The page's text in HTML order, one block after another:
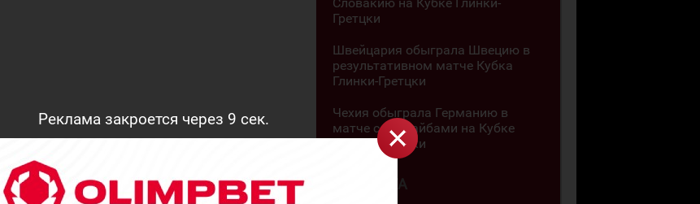
Реклама закроется через 8 сек.
Гретцки
Швейцария обыграла Швецию в
результативном матче Кубка
Глинки-Гретцки
Чехия обыграла Германию в
матче с 11 шайбами на Кубке
Глинки-Гретцки
4 АВГУСТА